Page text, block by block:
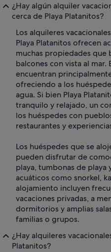
¿Hay algún alquiler
cerca de Playa Platanitos?
Los alquileres
Playa Platanitos ofrecen
muchas propiedades que
balcones con vista al mar.
encuentran
ofreciendo a los
agua. Si bien Playa
tranquilo y relajado, un
los huéspedes con
restaurantes y
Los huéspedes que se
pueden disfrutar de
playa, tumbonas de playa
acuáticos como snorkel,
alojamiento incluyen
vacaciones privadas, a
dormitorios y amplias
familias o grupos.
¿Hay alquileres
Platanitos?